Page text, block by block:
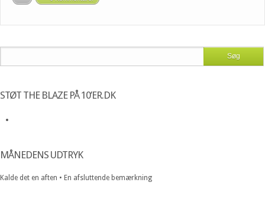
STØT THE BLAZE PÅ 10’ER.DK
MÅNEDENS UDTRYK
Kalde det en aften • En afsluttende bemærkning